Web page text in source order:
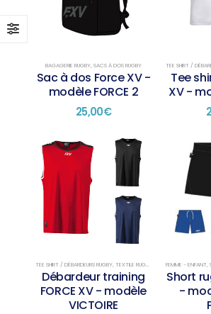
BAGAGERIE RUGBY, SACS À DOS RUGBY
Sac à dos Force XV -
modèle FORCE 2
25,00€
TEE SHIRT /
Tee
XV -
TEE SHIRT / DÉBARDEURS RUGBY, TEXTILE RUGBY TEXTILE RUGBY
Débardeur training
FORCE XV - modèle
VICTOIRE
FEMME - ENFANT,
Short
-